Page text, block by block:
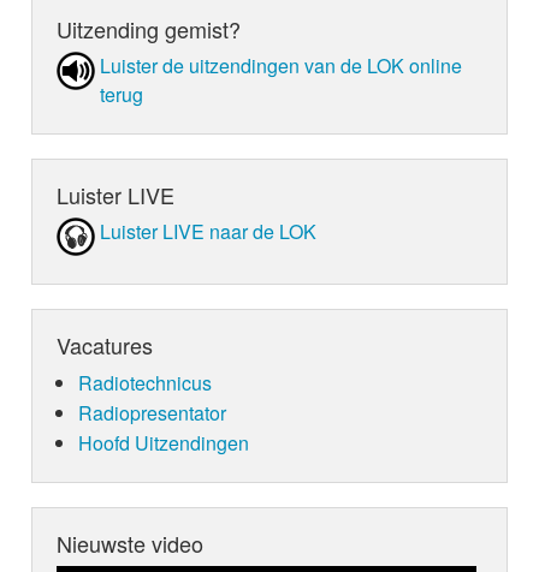
Uitzending gemist?
Luister de uit­zen­din­gen van de LOK online
terug
Luister LIVE
Luister LIVE naar de LOK
Vacatures
Radiotechnicus
Radiopresentator
Hoofd Uitzendingen
Nieuwste video